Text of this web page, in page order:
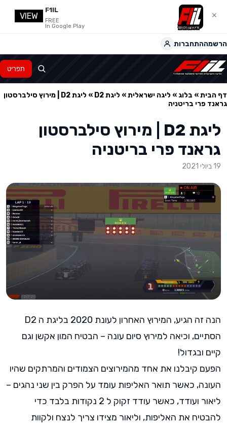
התחברותהרשמה
תפריט
דף הבית» בלוג » ליגה ישראלית» ליגת D2 »
ליגת D2 | מירוץ סילברסטון
גראנד פרי בריטניה
ליגת D2 | מירוץ סילברסטון
גראנד פרי בריטניה
19 ביולי 2021
הנה זה הגיע, המירוץ האחרון לעונת 2020 בליגת ה D2
הסתיים, וכיאה למירוץ סיום עונה – הבטיח המון אקשן וגם
קיים ובגדול!
הפעם קיבלנו את אחד מהמירוצים הצמודים והמרתקים שהיו
העונה, כאשר תואר האליפות עומד על הפרק בין שני נהגים –
ליאור ועודד, כאשר עודד זקוק ל 2 נקודות בלבד כדי
להבטיח את האליפות, וליאור מצידו צריך לנצח ולקוות
✕
F1IL
FREE
In Google Play
VIEW